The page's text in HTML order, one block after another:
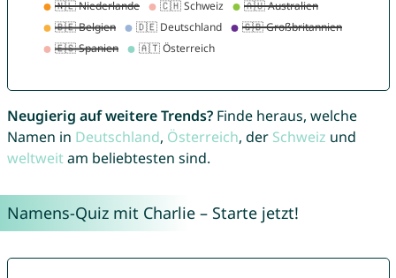
Neugierig auf weitere Trends?Finde heraus, welche
Namen in Deutschland, Österreich, der Schweiz und
weltweitam beliebtesten sind.
Namens-Quiz mit Charlie – Starte jetzt!